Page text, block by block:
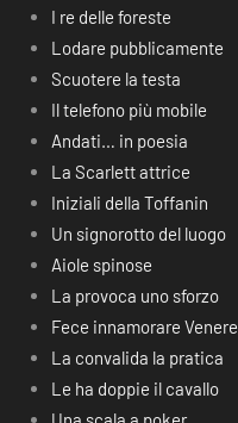
I re delle foreste
Lodare pubblicamente
Scuotere la testa
Il telefono più mobile
Andati… in poesia
La Scarlett attrice
Iniziali della Toffanin
Un signorotto del luogo
Aiole spinose
La provoca uno sforzo
Fece innamorare Venere
La convalida la pratica
Le ha doppie il cavallo